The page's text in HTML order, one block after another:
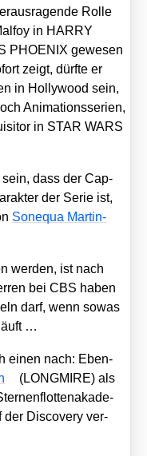
Rol­le
in HARRY
PHOENIX gewe­sen
zeigt, dürf­te er
in Hol­ly­wood sein,
Ani­ma­ti­ons­se­ri­en,
in STAR WARS
sein, dass der Cap­
der Serie ist,
Sonequa Mar­tin-
wer­den, ist nach
bei CBS haben
darf, wenn sowas
…
einen nach: Eben­
(LONGMIRE) als
der Dis­co­very ver­